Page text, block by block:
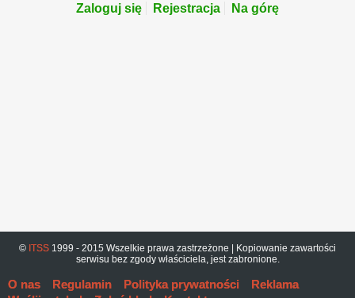
Zaloguj się Rejestracja Na górę
© ITSS 1999 - 2015 Wszelkie prawa zastrzeżone | Kopiowanie zawartości
serwisu bez zgody właściciela, jest zabronione.
O nas Regulamin Polityka prywatności
Reklama